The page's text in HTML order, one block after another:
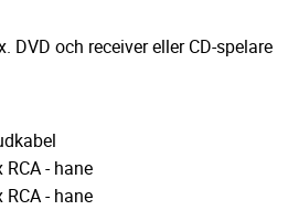
DVD och receiver eller CD-spelare
RCA - hane
RCA - hane